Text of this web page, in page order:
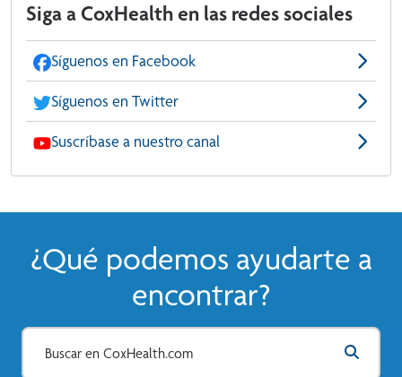
Siga a CoxHealth en las redes sociales
Síguenos en Facebook
Síguenos en Twitter
Suscríbase a nuestro canal
¿Qué podemos ayudarte a
encontrar?